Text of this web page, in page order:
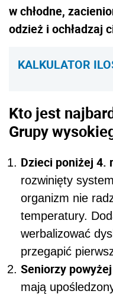
w chłodne,
odzież i ochładzaj
KALKULATOR
Kto jest
Grupy
Dzieci poniżej 4.
rozwinięty
organizm nie
temperatury.
werbalizować
przegapić
Seniorzy
mają